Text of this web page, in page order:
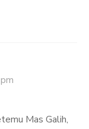
Mas Galih,